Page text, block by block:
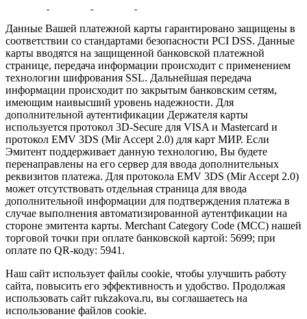
Данные Вашей платежной карты гарантировано защищены в
соответствии со стандартами безопасности PCI DSS. Данные
карты вводятся на защищенной банковской платежной
странице, передача информации происходит с применением
технологии шифрования SSL. Дальнейшая передача
информации происходит по закрытым банковским сетям,
имеющим наивысший уровень надежности. Для
дополнительной аутентификации Держателя карты
используется протокол 3D-Secure для VISA и Mastercard и
протокол EMV 3DS (Mir Accept 2.0) для карт МИР. Если
Эмитент поддерживает данную технологию, Вы будете
перенаправлены на его сервер для ввода дополнительных
реквизитов платежа. Для протокола EMV 3DS (Mir Accept 2.0)
может отсутствовать отдельная страница для ввода
дополнительной информации для подтверждения платежа в
случае выполнения автоматизированной аутентфикации на
стороне эмитента карты. Merchant Category Code (MCC) нашей
торговой точки при оплате банковской картой: 5699; при
оплате по QR-коду: 5941.
Наш сайт использует файлы cookie, чтобы улучшить работу
сайта, повысить его эффективность и удобство. Продолжая
использовать сайт rukzakova.ru, вы соглашаетесь на
использование файлов cookie.